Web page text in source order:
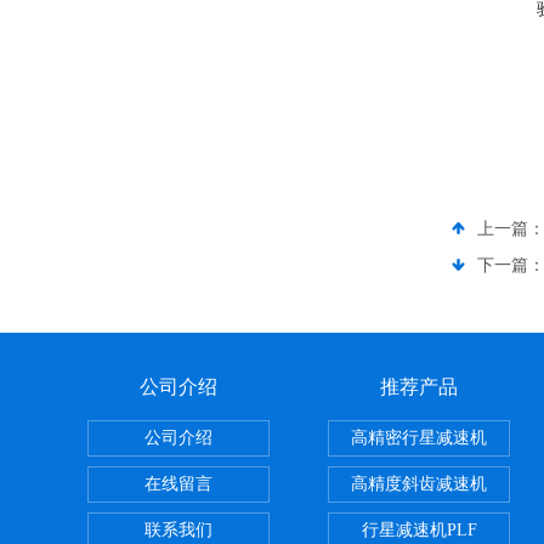
上一篇：
下一篇：
公司介绍
公司介绍
在线留言
联系我们
推荐产品
高精密行星减速机
高精度斜齿减速机
行星减速机PLF